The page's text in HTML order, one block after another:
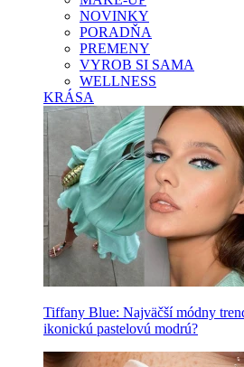
NOVINKY
PORADŇA
PREMENY
VYROB SI SAMA
WELLNESS
KRÁSA
Tiffany Blue: Najväčší módny
ikonickú pastelovú modrú?